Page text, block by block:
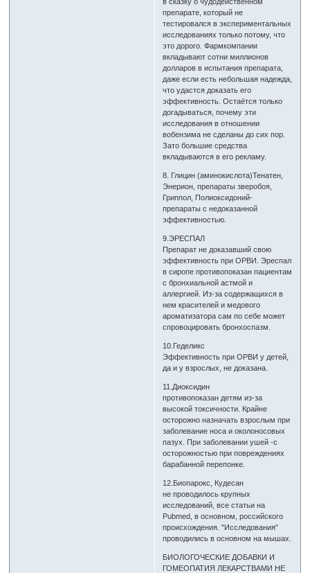
препарате, который не
тестировался в экспериментальных
исследованиях только потому, что
это дорого. Фармкомпании
вкладывают сотни миллионов
долларов в испытания препарата,
даже если есть небольшая надежда,
что удастся доказать его
эффективность. Остаётся только
догадываться, почему эти
исследования в отношении
вобензима не сделаны до сих пор.
Зато большие средства
вкладываются в его рекламу.
8. Глицин (аминокислота)Тенатен,
Энерион, препараты зверобоя,
Гриппол, Полиоксидоний-
препараты с недоказанной
эффективностью.
9.ЭРЕСПАЛ
Препарат не доказавший свою
эффективность при ОРВИ. Эреспал
в сиропе противопоказан пациентам
с бронхиальной астмой и
аллергией. Из-за содержащихся в
нем красителей и медового
ароматизатора сам по себе может
спровоцировать бронхоспазм.
10.Геделикс
Эффективность при ОРВИ у детей,
да и у взрослых, не доказана.
11.Диоксидин
противопоказан детям из-за
высокой токсичности. Крайне
осторожно назначать взрослым при
заболевание носа и околоносовых
пазух. При заболевании ушей -с
осторожностью при повреждениях
барабанной перепонке.
12.Биопарокс, Кудесан
не проводилось крупных
исследований, все статьи на
Pubmed, в основном, российского
происхождения. "Исследования"
проводились в основном на мышах.
БИОЛОГОЧЕСКИЕ ДОБАВКИ И
ГОМЕОПАТИЯ ЛЕКАРСТВАМИ НЕ